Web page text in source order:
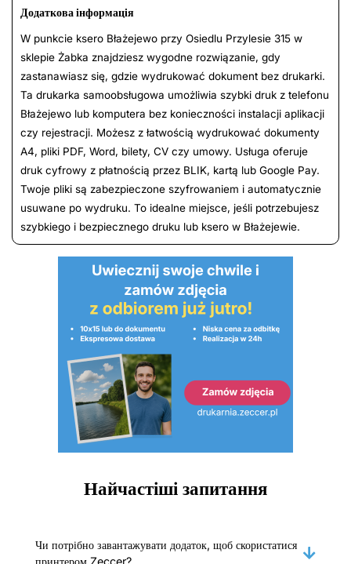
Додаткова інформація
W punkcie ksero Błażejewo przy Osiedlu Przylesie 315 w
sklepie Żabka znajdziesz wygodne rozwiązanie, gdy
zastanawiasz się, gdzie wydrukować dokument bez drukarki.
Ta drukarka samoobsługowa umożliwia szybki druk z telefonu
Błażejewo lub komputera bez konieczności instalacji aplikacji
czy rejestracji. Możesz z łatwością wydrukować dokumenty
A4, pliki PDF, Word, bilety, CV czy umowy. Usługa oferuje
druk cyfrowy z płatnością przez BLIK, kartą lub Google Pay.
Twoje pliki są zabezpieczone szyfrowaniem i automatycznie
usuwane po wydruku. To idealne miejsce, jeśli potrzebujesz
szybkiego i bezpiecznego druku lub ksero w Błażejewie.
Найчастіші запитання
Чи потрібно завантажувати додаток, щоб скористатися
принтером Zeccer?